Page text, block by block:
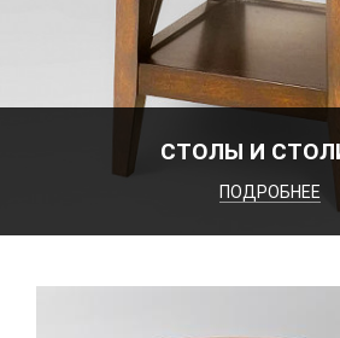
СТОЛЫ И
ПОДРОБНЕЕ